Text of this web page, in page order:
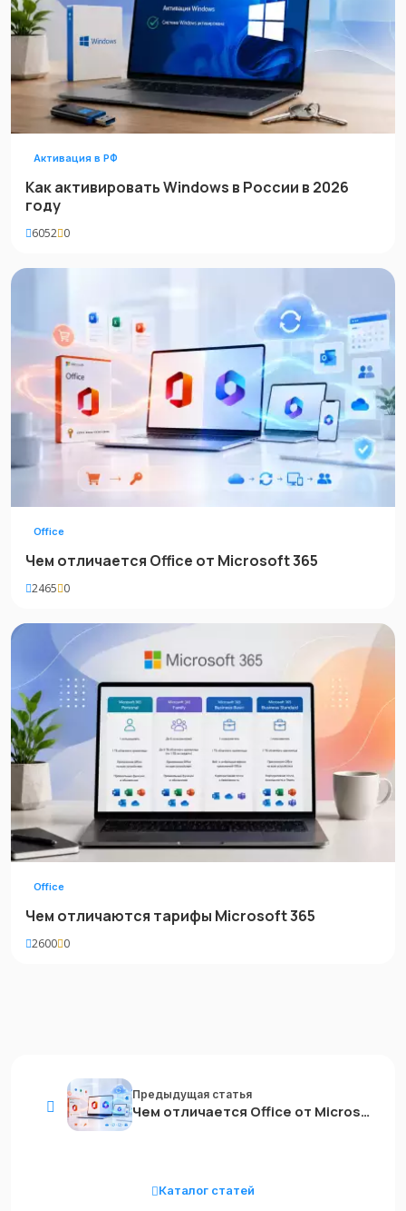
Активация в РФ
Как активировать Windows в России в 2026
году
6052 0
Office
Чем отличается Office от Microsoft 365
2465 0
Office
Чем отличаются тарифы Microsoft 365
2600 0
Предыдущая статья
Чем отличается Office от Microsoft 365
Каталог статей